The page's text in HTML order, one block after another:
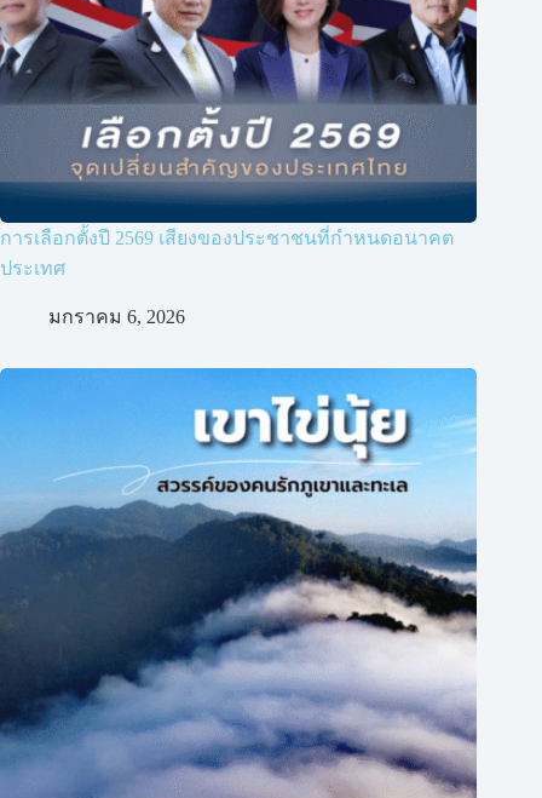
การเลือกตั้งปี 2569 เสียงของประชาชนที่กำหนดอนาคต
ประเทศ
มกราคม 6, 2026